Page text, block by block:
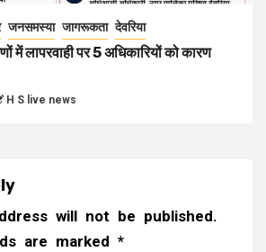
जनसमस्या जागरूकता देवरिया
लापरवाही पर 5 अधिकारियों को कारण
H S live news
will not be published.
are marked *